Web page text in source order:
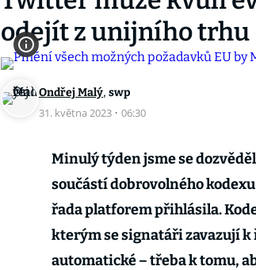
odejít z unijního trhu
Ondřej Malý, swp
31. května 2023 · 06:30
Minulý týden jsme se
součástí dobrovolného
řada platforem přihlásila.
kterým se signatáři zavazují k
automatické – třeba k tomu,